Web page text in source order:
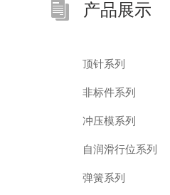
产品展示
顶针系列
非标件系列
冲压模系列
自润滑行位系列
弹簧系列